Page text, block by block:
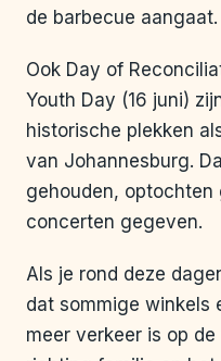
de barbecue aangaat.
Ook Day of
Youth Day (16 juni)
historische plekken
van Johannesburg.
gehouden, optochten
concerten gegeven.
Als je rond deze
dat sommige winkels
meer verkeer is op